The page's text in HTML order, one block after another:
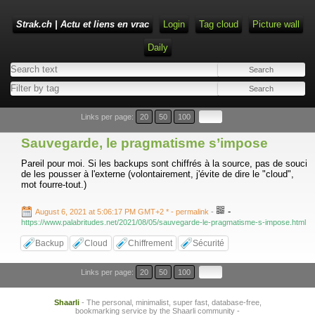
Strak.ch | Actu et liens en vrac Login Tag cloud Picture wall
Daily
Links per page: 20 50 100
Sauvegarde, le pragmatisme s’impose
Pareil pour moi. Si les backups sont chiffrés à la source, pas de souci
de les pousser à l'externe (volontairement, j'évite de dire le "cloud",
mot fourre-tout.)
August 6, 2021 at 5:06:17 PM GMT+2 * - permalink - -
https://www.palabritudes.net/2021/08/05/sauvegarde-le-pragmatisme-s-impose.html
Backup Cloud Chiffrement Sécurité
Links per page: 20 50 100
Shaarli- The personal, minimalist, super fast, database-free,
bookmarking service by the Shaarli community -